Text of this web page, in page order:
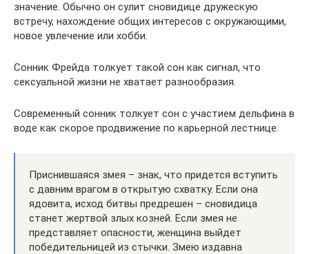
значение. Обычно он сулит сновидице дружескую
встречу, нахождение общих интересов с окружающими,
новое увлечение или хобби.
Сонник Фрейда толкует такой сон как сигнал, что
сексуальной жизни не хватает разнообразия.
Современный сонник толкует сон с участием дельфина в
воде как скорое продвижение по карьерной лестнице.
Приснившаяся змея – знак, что придется вступить
с давним врагом в открытую схватку. Если она
ядовита, исход битвы предрешен – сновидица
станет жертвой злых козней. Если змея не
представляет опасности, женщина выйдет
победительницей из стычки. Змею издавна